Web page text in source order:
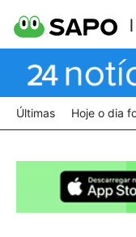
Últimas Hoje o dia